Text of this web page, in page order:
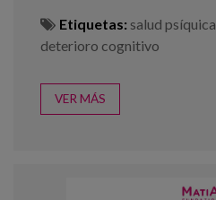
Etiquetas: salud psíquica
deterioro cognitivo
VER MÁS